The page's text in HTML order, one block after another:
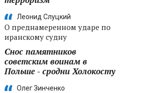
Леонид Слуцкий
О преднамеренном ударе по
иранскому судну
Снос памятников
советским воинам в
Польше - сродни Холокосту
Олег Зинченко